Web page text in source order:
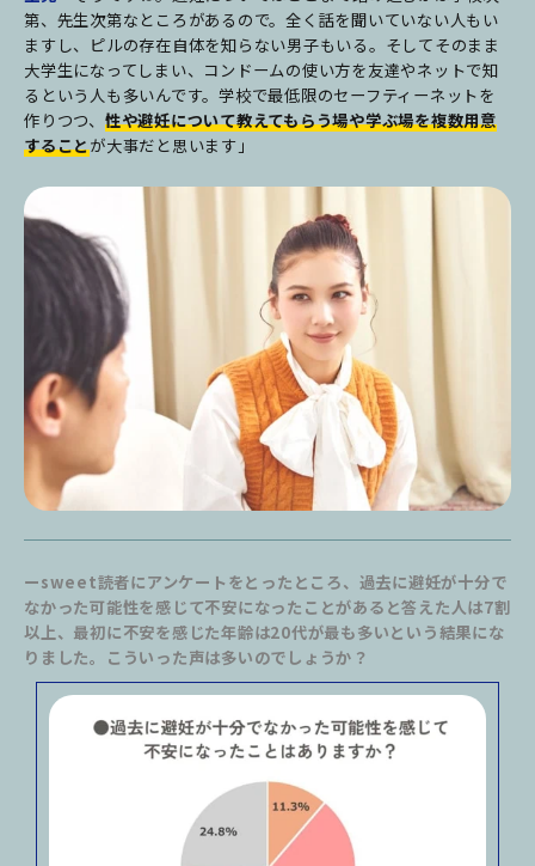
第、先生次第なところがあるので。全く話を聞いていない人もい
ますし、ピルの存在自体を知らない男子もいる。そしてそのまま
大学生になってしまい、コンドームの使い方を友達やネットで知
るという人も多いんです。学校で最低限のセーフティーネットを
作りつつ、 性や避妊について教えてもらう場や学ぶ場を複数用意
することが大事だと思います」
ーsweet読者にアンケートをとったところ、過去に避妊が十分で
なかった可能性を感じて不安になったことがあると答えた人は7割
以上、最初に不安を感じた年齢は20代が最も多いという結果にな
りました。こういった声は多いのでしょうか？